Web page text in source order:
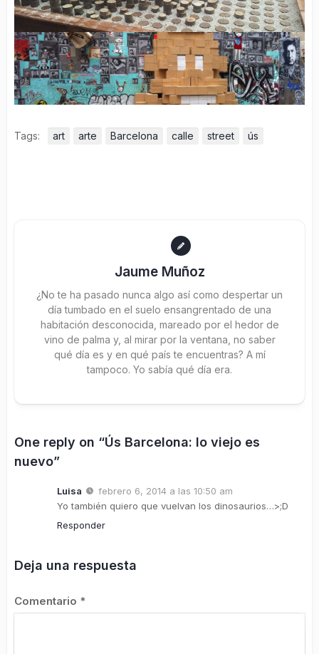
Tags: art arte Barcelona calle street ús
Jaume Muñoz
¿No te ha pasado nunca algo así como despertar un
día tumbado en el suelo ensangrentado de una
habitación desconocida, mareado por el hedor de
vino de palma y, al mirar por la ventana, no saber
qué día es y en qué país te encuentras? A mí
tampoco. Yo sabía qué día era.
One reply on “Ús Barcelona: lo viejo es
nuevo”
Luisa
febrero 6, 2014 a las 10:50 am
Yo también quiero que vuelvan los dinosaurios…>;D
Responder
Deja una respuesta
Comentario *